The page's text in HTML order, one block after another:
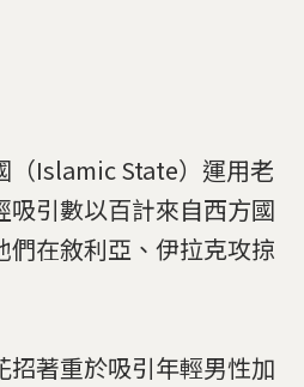
（Islamic State）運用老
吸引數以百計來自西方國
們在敘利亞、伊拉克攻掠
招著重於吸引年輕男性加